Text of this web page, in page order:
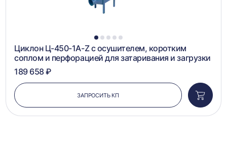
1 2 3 4 5
Циклон Ц-450-1A-Z с осушителем, коротким
соплом и перфорацией для затаривания и загрузки
189 658 ₽
ЗАПРОСИТЬ КП
в